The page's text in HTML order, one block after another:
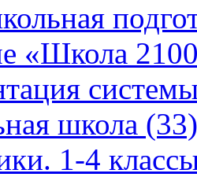
«Школа
школа (33)
1-4